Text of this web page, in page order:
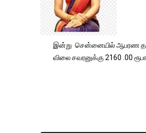
இன்று சென்னையில் ஆபரண
விலை சவரனுக்கு 2160 .00